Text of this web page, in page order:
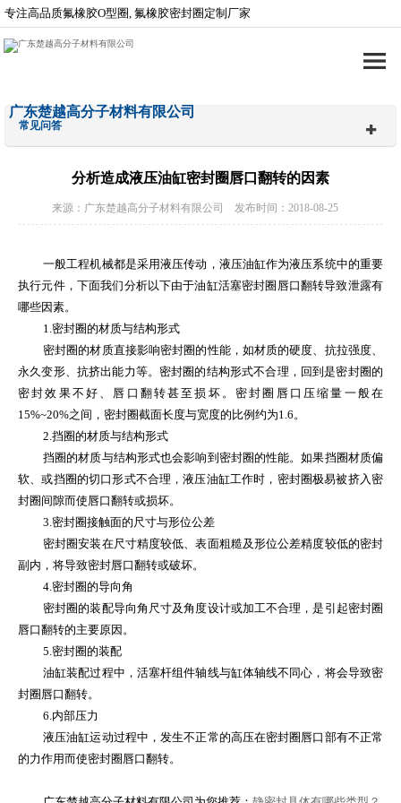
专注高品质氟橡胶O型圈, 氟橡胶密封圈定制厂家
广东楚越高分子材料有限公司
常见问答
分析造成液压油缸密封圈唇口翻转的因素
来源：广东楚越高分子材料有限公司 发布时间：2018-08-25
一般工程机械都是采用液压传动，液压油缸作为液压系统中的重要
执行元件，下面我们分析以下由于油缸活塞密封圈唇口翻转导致泄露有
哪些因素。
1.密封圈的材质与结构形式
密封圈的材质直接影响密封圈的性能，如材质的硬度、抗拉强度、
永久变形、抗挤出能力等。密封圈的结构形式不合理，回到是密封圈的
密封效果不好、唇口翻转甚至损坏。密封圈唇口压缩量一般在
15%~20%之间，密封圈截面长度与宽度的比例约为1.6。
2.挡圈的材质与结构形式
挡圈的材质与结构形式也会影响到密封圈的性能。如果挡圈材质偏
软、或挡圈的切口形式不合理，液压油缸工作时，密封圈极易被挤入密
封圈间隙而使唇口翻转或损坏。
3.密封圈接触面的尺寸与形位公差
密封圈安装在尺寸精度较低、表面粗糙及形位公差精度较低的密封
副内，将导致密封唇口翻转或破坏。
4.密封圈的导向角
密封圈的装配导向角尺寸及角度设计或加工不合理，是引起密封圈
唇口翻转的主要原因。
5.密封圈的装配
油缸装配过程中，活塞杆组件轴线与缸体轴线不同心，将会导致密
封圈唇口翻转。
6.内部压力
液压油缸运动过程中，发生不正常的高压在密封圈唇口部有不正常
的力作用而使密封圈唇口翻转。